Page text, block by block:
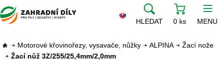
HLEDAT 0 ks MENU
Motorové křovinořezy, vysavače, nůžky ALPINA
Žací nože
Žací nůž 3Z/255/25,4mm/2,0mm